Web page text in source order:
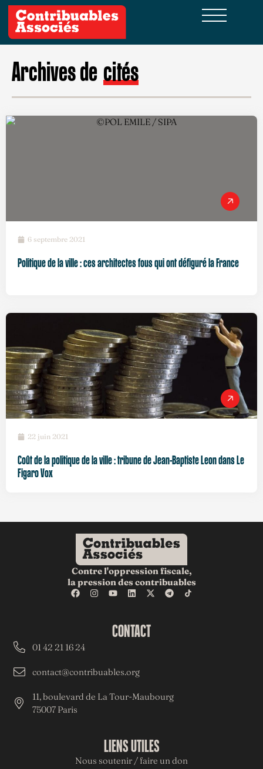
Archives de cités
6 septembre 2021
Politique de la ville : ces architectes fous qui ont défiguré la France
22 juin 2021
Coût de la politique de la ville : tribune de Jean-Baptiste Leon dans Le
Figaro Vox
Contre l'oppression fiscale,
la pression des contribuables
LIENS UTILES
Nous soutenir / faire un don
CONTACT
01 42 21 16 24
contact@contribuables.org
11, boulevard de La Tour-Maubourg
75007 Paris